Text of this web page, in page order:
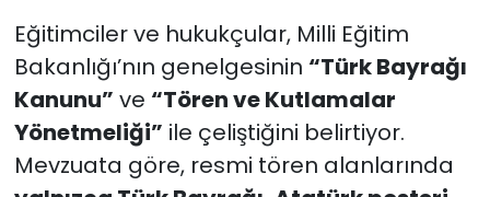
Eğitimciler ve hukukçular, Milli Eğitim
Bakanlığı’nın genelgesinin “Türk Bayrağı
Kanunu” ve “Tören ve Kutlamalar
Yönetmeliği” ile çeliştiğini belirtiyor.
Mevzuata göre, resmi tören alanlarında